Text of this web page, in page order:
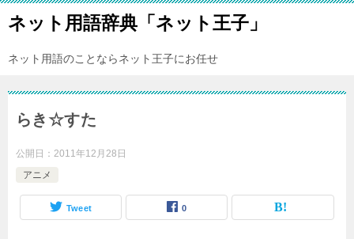
ネット用語辞典「ネット王子」
ネット用語のことならネット王子にお任せ
らき☆すた
公開日： 2011年12月28日
アニメ
Tweet 0